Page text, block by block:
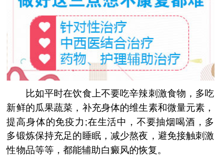
比如平时在饮食上不要吃辛辣刺激食物，多吃
新鲜的瓜果蔬菜，补充身体的维生素和微量元素，
提高身体的免疫力;在生活中，不要抽烟喝酒，多
多锻炼保持充足的睡眠，减少熬夜，避免接触刺激
性物品等等，都能辅助白癜风的恢复。